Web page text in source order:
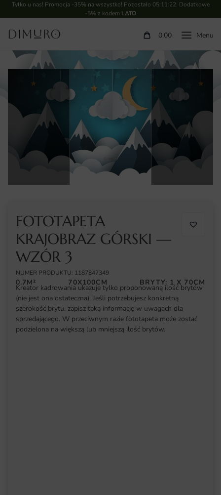
Tylko u nas! Promocja -35% na wszystko! Pozostało 05:11:21. Dodatkowe
-5% z kodem LATO
0.00
FOTOTAPETA
KRAJOBRAZ GÓRSKI —
WZÓR 3
NUMER PRODUKTU: 1187847349
0.7M² 70X100CM BRYTY: 1 X 70CM
Kreator kadrowania ukazuje tylko proponowaną ilość brytów
(nie jest ona ostateczna). Jeśli potrzebujesz konkretną
szerokość brytu, zapisz taką informację w uwagach dla
sprzedającego. W przeciwnym razie fototapeta może zostać
podzielona na większą lub mniejszą ilość brytów.